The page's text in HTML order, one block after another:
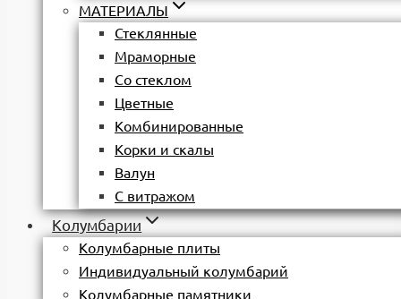
МАТЕРИАЛЫ
Стеклянные
Мраморные
Со стеклом
Цветные
Комбинированные
Корки и скалы
Валун
С витражом
Колумбарии
Колумбарные плиты
Индивидуальный колумбарий
Колумбарные памятники